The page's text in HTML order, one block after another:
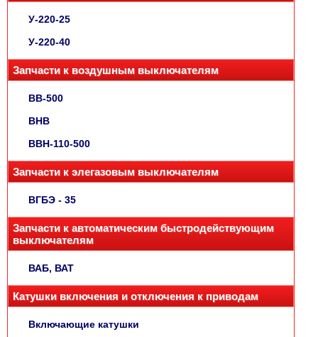
У-220-25
У-220-40
Запчасти к воздушным выключателям
ВВ-500
ВНВ
ВВН-110-500
Запчасти к элегазовым выключателям
ВГБЭ - 35
Запчасти к автоматическим быстродействующим
выключателям
ВАБ, ВАТ
Катушки включения и отключения к приводам
Включающие катушки